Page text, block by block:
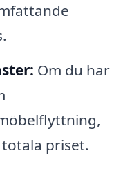
Om du har
priset.